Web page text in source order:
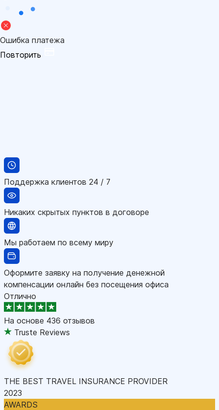
Ошибка платежа
Повторить
Поддержка клиентов 24 / 7
Никаких скрытых пунктов в договоре
Мы работаем по всему миру
Оформите заявку на получение денежной
компенсации онлайн без посещения офиса
Отлично
На основе 436 отзывов
Truste Reviews
THE BEST TRAVEL INSURANCE PROVIDER
2023
AWARDS